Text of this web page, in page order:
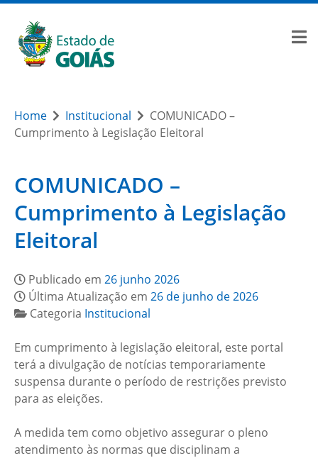
Home Institucional
COMUNICADO –
Cumprimento à Legislação Eleitoral
COMUNICADO –
Cumprimento à Legislação
Eleitoral
Publicado em 26 junho 2026
Última Atualização em 26 de junho de 2026
Categoria Institucional
Em cumprimento à legislação eleitoral, este portal
terá a divulgação de notícias temporariamente
suspensa durante o período de restrições previsto
para as eleições.
A medida tem como objetivo assegurar o pleno
atendimento às normas que disciplinam a